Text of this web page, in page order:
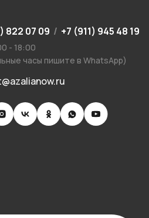
822 07 09 / +7 (911) 945 48 19
- 18:00
часы пишите в WhatsApp)